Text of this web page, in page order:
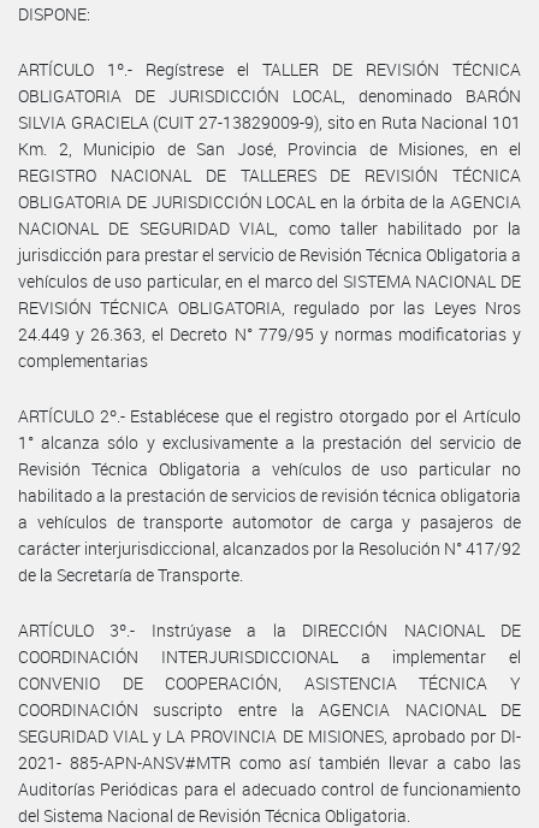
DISPONE:
ARTÍCULO 1º.- Regístrese el TALLER DE REVISIÓN TÉCNICA
OBLIGATORIA DE JURISDICCIÓN LOCAL, denominado BARÓN
SILVIA GRACIELA (CUIT 27-13829009-9), sito en Ruta Nacional 101
Km. 2, Municipio de San José, Provincia de Misiones, en el
REGISTRO NACIONAL DE TALLERES DE REVISIÓN TÉCNICA
OBLIGATORIA DE JURISDICCIÓN LOCAL en la órbita de la AGENCIA
NACIONAL DE SEGURIDAD VIAL, como taller habilitado por la
jurisdicción para prestar el servicio de Revisión Técnica Obligatoria a
vehículos de uso particular, en el marco del SISTEMA NACIONAL DE
REVISIÓN TÉCNICA OBLIGATORIA, regulado por las Leyes Nros
24.449 y 26.363, el Decreto N° 779/95 y normas modificatorias y
complementarias
ARTÍCULO 2º.- Establécese que el registro otorgado por el Artículo
1° alcanza sólo y exclusivamente a la prestación del servicio de
Revisión Técnica Obligatoria a vehículos de uso particular no
habilitado a la prestación de servicios de revisión técnica obligatoria
a vehículos de transporte automotor de carga y pasajeros de
carácter interjurisdiccional, alcanzados por la Resolución N° 417/92
de la Secretaría de Transporte.
ARTÍCULO 3º.- Instrúyase a la DIRECCIÓN NACIONAL DE
COORDINACIÓN INTERJURISDICCIONAL a implementar el
CONVENIO DE COOPERACIÓN, ASISTENCIA TÉCNICA Y
COORDINACIÓN suscripto entre la AGENCIA NACIONAL DE
SEGURIDAD VIAL y LA PROVINCIA DE MISIONES, aprobado por DI-
2021- 885-APN-ANSV#MTR como así también llevar a cabo las
Auditorías Periódicas para el adecuado control de funcionamiento
del Sistema Nacional de Revisión Técnica Obligatoria.